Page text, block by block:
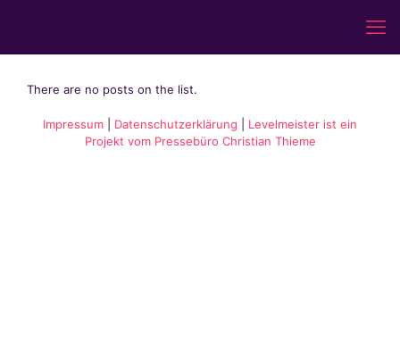
There are no posts on the list.
Impressum Datenschutzerklärung
Levelmeister ist ein
Projekt vom Pressebüro Christian Thieme